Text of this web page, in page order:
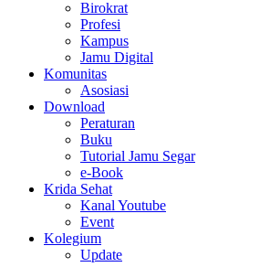
Birokrat
Profesi
Kampus
Jamu Digital
Komunitas
Asosiasi
Download
Peraturan
Buku
Tutorial Jamu Segar
e-Book
Krida Sehat
Kanal Youtube
Event
Kolegium
Update